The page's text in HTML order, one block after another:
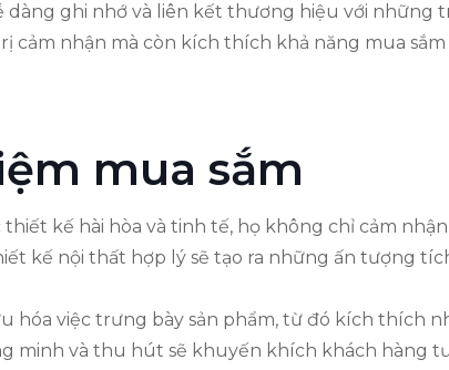
dàng ghi nhớ và liên kết thương hiệu với những
nhận mà còn kích thích khả năng mua
mua sắm
kế hài hòa và tinh tế, họ không chỉ cảm
kế nội thất hợp lý sẽ tạo ra những ấn tượng
hóa việc trưng bày sản phẩm, từ đó kích thích
minh và thu hút sẽ khuyến khích khách hàng